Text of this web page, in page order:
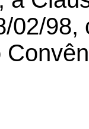
02/98,